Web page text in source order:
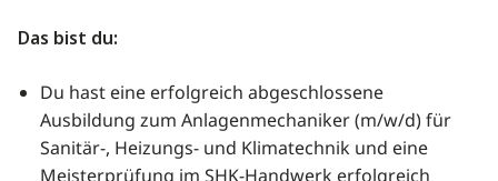
Das bist du:
Du hast eine erfolgreich abgeschlossene
Ausbildung zum Anlagenmechaniker (m/w/d) für
Sanitär-, Heizungs- und Klimatechnik und eine